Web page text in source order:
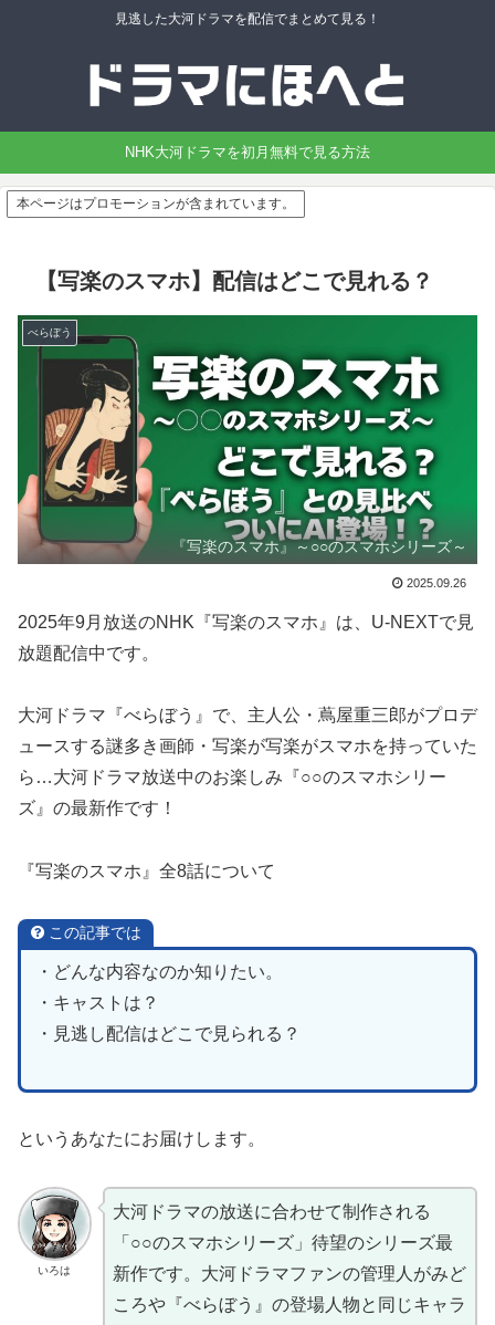
見逃した大河ドラマを配信でまとめて見る！
NHK大河ドラマを初月無料で見る方法
本ページはプロモーションが含まれています。
【写楽のスマホ】配信はどこで見れる？
べらぼう
『写楽のスマホ』～○○のスマホシリーズ～
2025.09.26
2025年9月放送のNHK『写楽のスマホ』は、U-NEXTで見
放題配信中です。
大河ドラマ『べらぼう』で、主人公・蔦屋重三郎がプロデ
ュースする謎多き画師・写楽が写楽がスマホを持っていた
ら…大河ドラマ放送中のお楽しみ『○○のスマホシリー
ズ』の最新作です！
『写楽のスマホ』全8話について
この記事では
・どんな内容なのか知りたい。
・キャストは？
・見逃し配信はどこで見られる？
というあなたにお届けします。
いろは
大河ドラマの放送に合わせて制作される
「○○のスマホシリーズ」待望のシリーズ最
新作です。大河ドラマファンの管理人がみど
ころや『べらぼう』の登場人物と同じキャラ